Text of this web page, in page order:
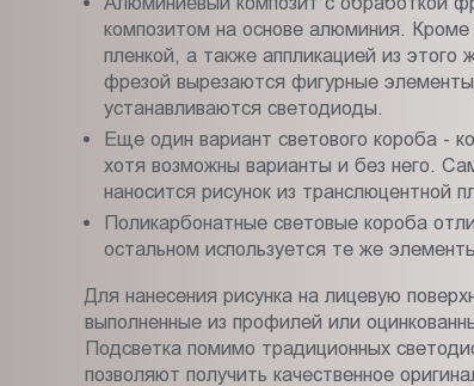
композитом на основе алюминия.
пленкой, а также аппликацией из
фрезой вырезаются фигурные
устанавливаются светодиоды.
Еще один вариант светового короба -
хотя возможны варианты и без него.
наносится рисунок из транслюцентной
Поликарбонатные световые короба
остальном используется те же
Для нанесения рисунка на лицевую
выполненные из профилей или
Подсветка помимо традиционных
позволяют получить качественное